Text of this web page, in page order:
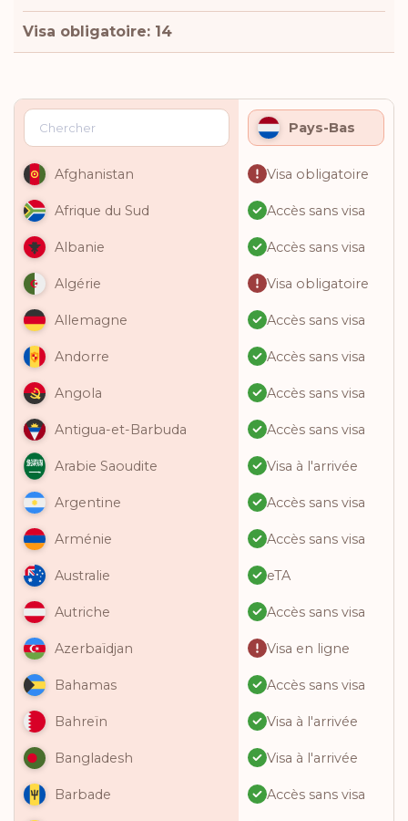
Visa obligatoire: 14
Pays-Bas
Afghanistan Visa obligatoire
Afrique du Sud Accès sans visa
Albanie Accès sans visa
Algérie Visa obligatoire
Allemagne Accès sans visa
Andorre Accès sans visa
Angola Accès sans visa
Antigua-et-Barbuda Accès sans visa
Arabie Saoudite Visa à l'arrivée
Argentine Accès sans visa
Arménie Accès sans visa
Australie eTA
Autriche Accès sans visa
Azerbaïdjan Visa en ligne
Bahamas Accès sans visa
Bahreïn Visa à l'arrivée
Bangladesh Visa à l'arrivée
Barbade Accès sans visa